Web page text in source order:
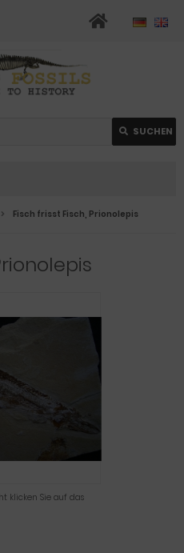
SUCHEN
Fisch frisst Fisch, Prionolepis
klicken Sie auf das